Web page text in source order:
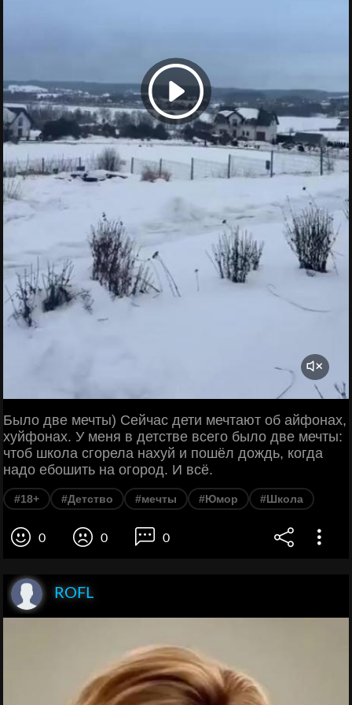
Было две мечты) Сейчас дети мечтают об айфонах,
хуйфонах. У меня в детстве всего было две мечты:
чтоб школа сгорела нахуй и пошёл дождь, когда
надо ебошить на огород. И всё.
#18+ #Детство #мечты #Юмор #Школа
0 0 0
ROFL